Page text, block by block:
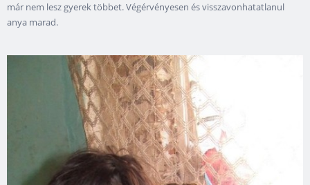
már nem lesz gyerek többet. Végérvényesen és visszavonhatatlanul
anya marad.